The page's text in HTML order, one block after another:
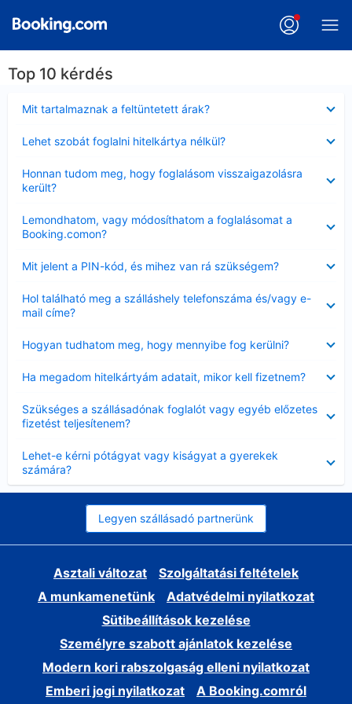
Top 10 kérdés
Mit tartalmaznak a feltüntetett árak?
Lehet szobát foglalni hitelkártya nélkül?
Honnan tudom meg, hogy foglalásom visszaigazolásra
került?
Lemondhatom, vagy módosíthatom a foglalásomat a
Booking.comon?
Mit jelent a PIN-kód, és mihez van rá szükségem?
Hol található meg a szálláshely telefonszáma és/vagy e-
mail címe?
Hogyan tudhatom meg, hogy mennyibe fog kerülni?
Ha megadom hitelkártyám adatait, mikor kell fizetnem?
Szükséges a szállásadónak foglalót vagy egyéb előzetes
fizetést teljesítenem?
Lehet-e kérni pótágyat vagy kiságyat a gyerekek
számára?
Legyen szállásadó partnerünk
Asztali változat
Szolgáltatási feltételek
A munkamenetünk
Adatvédelmi nyilatkozat
Sütibeállítások kezelése
Személyre szabott ajánlatok kezelése
Modern kori rabszolgaság elleni nyilatkozat
Emberi jogi nyilatkozat
A Booking.comról